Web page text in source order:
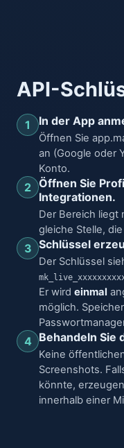
API-
1 In der App
Öffnen Sie
an (Google oder
Konto.
2 Öffnen Sie
Integrationen.
Der Bereich liegt
gleiche Stelle,
3 Schlüssel
Der Schlüssel
Er wird einmal
möglich.
4 Behandeln Sie
Keine
Screenshots.
könnte,
innerhalb einer